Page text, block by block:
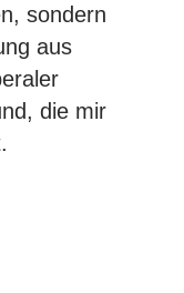
sondern
aus
die mir